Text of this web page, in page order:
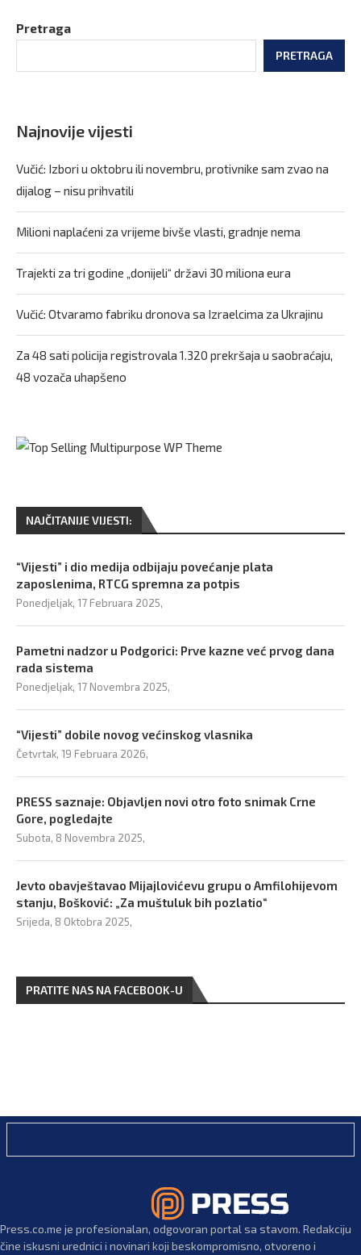
Pretraga
PRETRAGA
Najnovije vijesti
Vučić: Izbori u oktobru ili novembru, protivnike sam zvao na
dijalog – nisu prihvatili
Milioni naplaćeni za vrijeme bivše vlasti, gradnje nema
Trajekti za tri godine „donijeli“ državi 30 miliona eura
Vučić: Otvaramo fabriku dronova sa Izraelcima za Ukrajinu
Za 48 sati policija registrovala 1.320 prekršaja u saobraćaju,
48 vozača uhapšeno
NAJČITANIJE VIJESTI:
“Vijesti” i dio medija odbijaju povećanje plata
zaposlenima, RTCG spremna za potpis
Ponedjeljak, 17 Februara 2025,
Pametni nadzor u Podgorici: Prve kazne već prvog dana
rada sistema
Ponedjeljak, 17 Novembra 2025,
“Vijesti” dobile novog većinskog vlasnika
Četvrtak, 19 Februara 2026,
PRESS saznaje: Objavljen novi otro foto snimak Crne
Gore, pogledajte
Subota, 8 Novembra 2025,
Jevto obavještavao Mijajlovićevu grupu o Amfilohijevom
stanju, Bošković: „Za muštuluk bih pozlatio“
Srijeda, 8 Oktobra 2025,
PRATITE NAS NA FACEBOOK-U
Press.co.me je profesionalan, odgovoran portal sa stavom. Redakciju
čine iskusni urednici i novinari koji beskompromisno, otvoreno i